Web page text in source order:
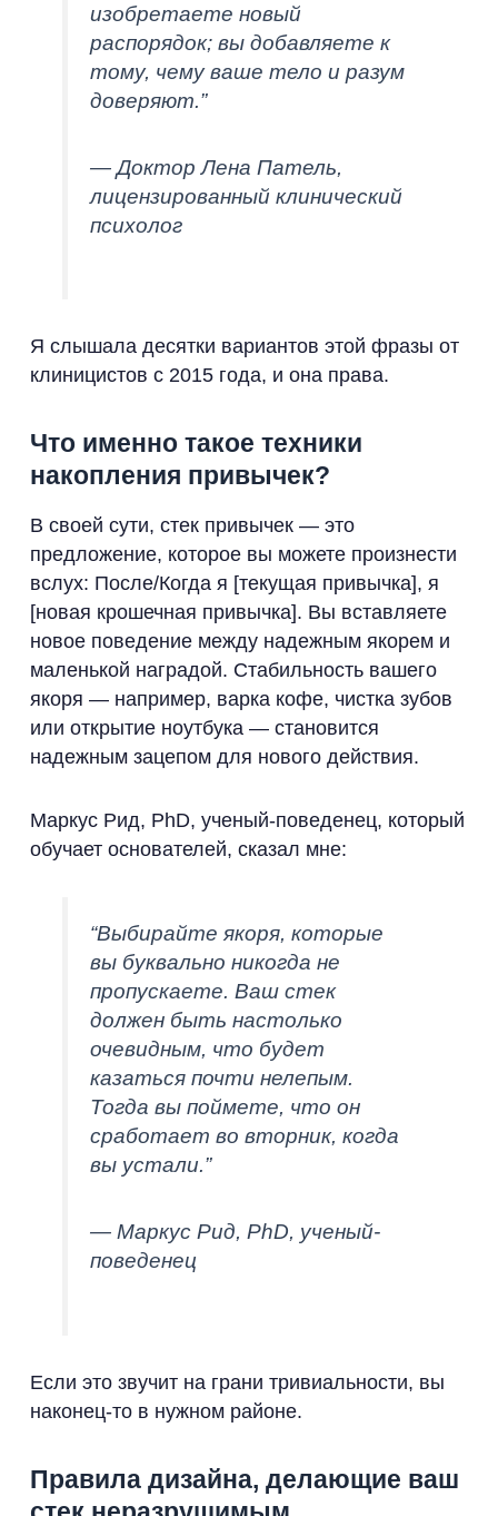
изобретаете новый
распорядок; вы добавляете к
тому, чему ваше тело и разум
доверяют.”
— Доктор Лена Патель,
лицензированный клинический
психолог
Я слышала десятки вариантов этой фразы от
клиницистов с 2015 года, и она права.
Что именно такое техники
накопления привычек?
В своей сути, стек привычек — это
предложение, которое вы можете произнести
вслух: После/Когда я [текущая привычка], я
[новая крошечная привычка]. Вы вставляете
новое поведение между надежным якорем и
маленькой наградой. Стабильность вашего
якоря — например, варка кофе, чистка зубов
или открытие ноутбука — становится
надежным зацепом для нового действия.
Маркус Рид, PhD, ученый-поведенец, который
обучает основателей, сказал мне:
“Выбирайте якоря, которые
вы буквально никогда не
пропускаете. Ваш стек
должен быть настолько
очевидным, что будет
казаться почти нелепым.
Тогда вы поймете, что он
сработает во вторник, когда
вы устали.”
— Маркус Рид, PhD, ученый-
поведенец
Если это звучит на грани тривиальности, вы
наконец-то в нужном районе.
Правила дизайна, делающие ваш